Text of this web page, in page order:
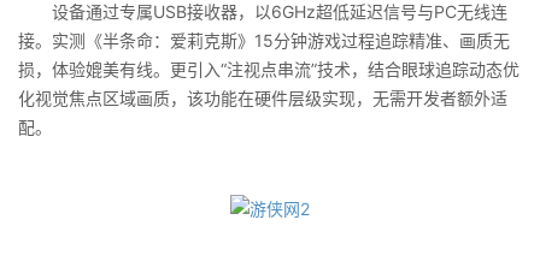
设备通过专属USB接收器，以6GHz超低延迟信号与PC无线连
接。实测《半条命：爱莉克斯》15分钟游戏过程追踪精准、画质无
损，体验媲美有线。更引入“注视点串流”技术，结合眼球追踪动态优
化视觉焦点区域画质，该功能在硬件层级实现，无需开发者额外适
配。